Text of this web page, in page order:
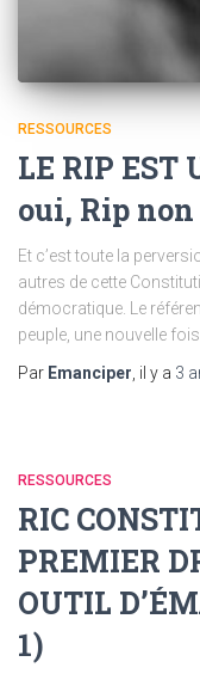
RESSOURCES
LE RIP EST
oui, Rip non
Et c’est toute la
autres de cette
démocratique. Le
peuple, une nouvelle
Par Emanciper , il y a 3
RESSOURCES
RIC
PREMIER
OUTIL
1)